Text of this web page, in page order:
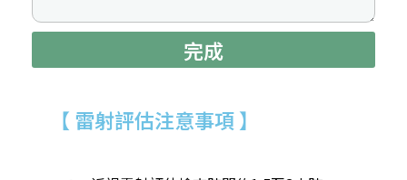
完成
【 雷射評估注意事項 】